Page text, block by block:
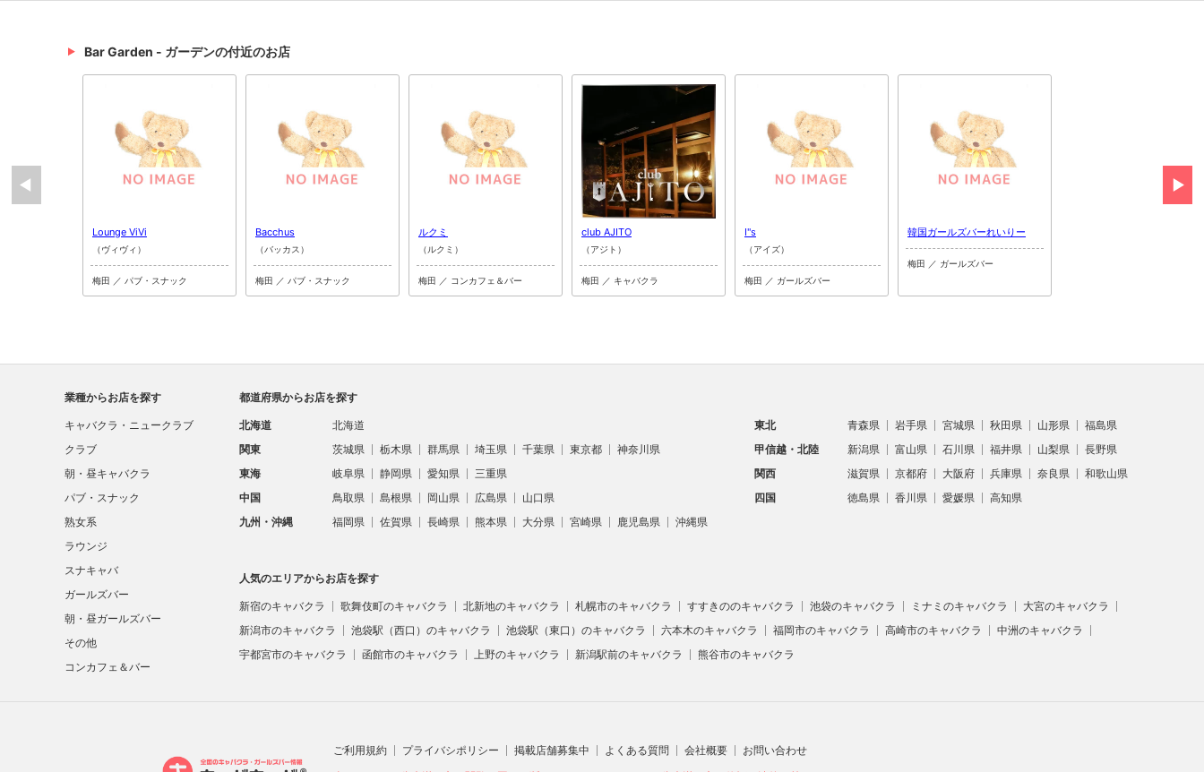
Bar Garden - ガーデンの付近のお店
Lounge ViVi
（ヴィヴィ）
梅田 ／ パブ・スナック
Bacchus
（バッカス）
梅田 ／ パブ・スナック
ルクミ
（ルクミ）
梅田 ／ コンカフェ＆バー
club AJITO
（アジト）
梅田 ／ キャバクラ
I"s
（アイズ）
梅田 ／ ガールズバー
韓国ガールズバーれいりー
梅田 ／ ガールズバー
業種からお店を探す
キャバクラ・ニュークラブ
クラブ
朝・昼キャバクラ
パブ・スナック
熟女系
ラウンジ
スナキャバ
ガールズバー
朝・昼ガールズバー
その他
コンカフェ＆バー
都道府県からお店を探す
北海道 北海道 東北 青森県 岩手県 宮城県 秋田県 山形県
福島県
関東
茨城県 栃木県 群馬県 埼玉県 千葉県 東京都 神奈川県 甲信越・北陸 新潟県 富山県 石川県 福井県 山梨県
長野県
東海
岐阜県 静岡県 愛知県 三重県 関西 滋賀県 京都府 大阪府 兵庫県 奈良県
和歌山県
中国
鳥取県 島根県 岡山県 広島県 山口県 四国 徳島県 香川県 愛媛県
高知県
九州・沖縄
福岡県 佐賀県 長崎県 熊本県 大分県 宮崎県 鹿児島県 沖縄県
人気のエリアからお店を探す
新宿のキャバクラ 歌舞伎町のキャバクラ 北新地のキャバクラ 札幌市のキャバクラ すすきののキャバクラ 池袋のキャバクラ ミナミのキャバクラ
大宮のキャバクラ
新潟市のキャバクラ
池袋駅（西口）のキャバクラ 池袋駅（東口）のキャバクラ 六本木のキャバクラ 福岡市のキャバクラ 高崎市のキャバクラ
中洲のキャバクラ
宇都宮市のキャバクラ
函館市のキャバクラ 上野のキャバクラ 新潟駅前のキャバクラ 熊谷市のキャバクラ
ご利用規約 プライバシポリシー 掲載店舗募集中 よくある質問 会社概要
お問い合わせ